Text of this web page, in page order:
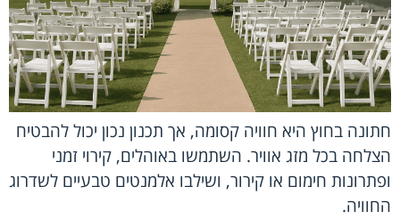
חתונה בחוץ היא חוויה קסומה, אך תכנון נכון יכול להבטיח
הצלחה בכל מזג אוויר. השתמשו באוהלים, קירוי זמני
ופתרונות חימום או קירור, ושילבו אלמנטים טבעיים לשדרוג
החוויה.